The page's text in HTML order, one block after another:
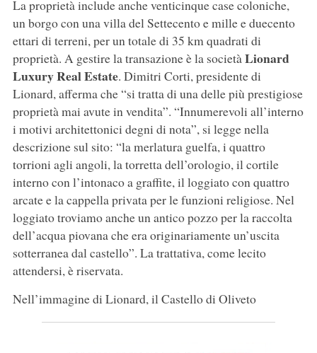
La proprietà include anche venticinque case coloniche,
un borgo con una villa del Settecento e mille e duecento
ettari di terreni, per un totale di 35 km quadrati di
proprietà. A gestire la transazione è la societàLionard
Luxury Real Estate. Dimitri Corti, presidente di
Lionard, afferma che “si tratta di una delle più prestigiose
proprietà mai avute in vendita”. “Innumerevoli all’interno
i motivi architettonici degni di nota”, si legge nella
descrizione sul sito: “la merlatura guelfa, i quattro
torrioni agli angoli, la torretta dell’orologio, il cortile
interno con l’intonaco a graffite, il loggiato con quattro
arcate e la cappella privata per le funzioni religiose. Nel
loggiato troviamo anche un antico pozzo per la raccolta
dell’acqua piovana che era originariamente un’uscita
sotterranea dal castello”. La trattativa, come lecito
attendersi, è riservata.
Nell’immagine di Lionard, il Castello di Oliveto